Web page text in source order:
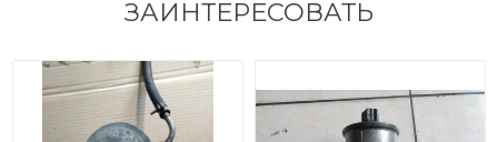
ЗАИНТЕРЕСОВАТЬ